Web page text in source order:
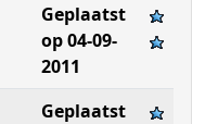
Geplaatst
op 04-09-
2011
Geplaatst